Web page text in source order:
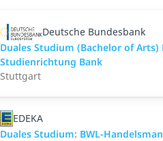
Deutsche Bundesbank
Duales Studium (Bachelor of
Studienrichtung Bank
Stuttgart
EDEKA
Duales Studium: BWL-